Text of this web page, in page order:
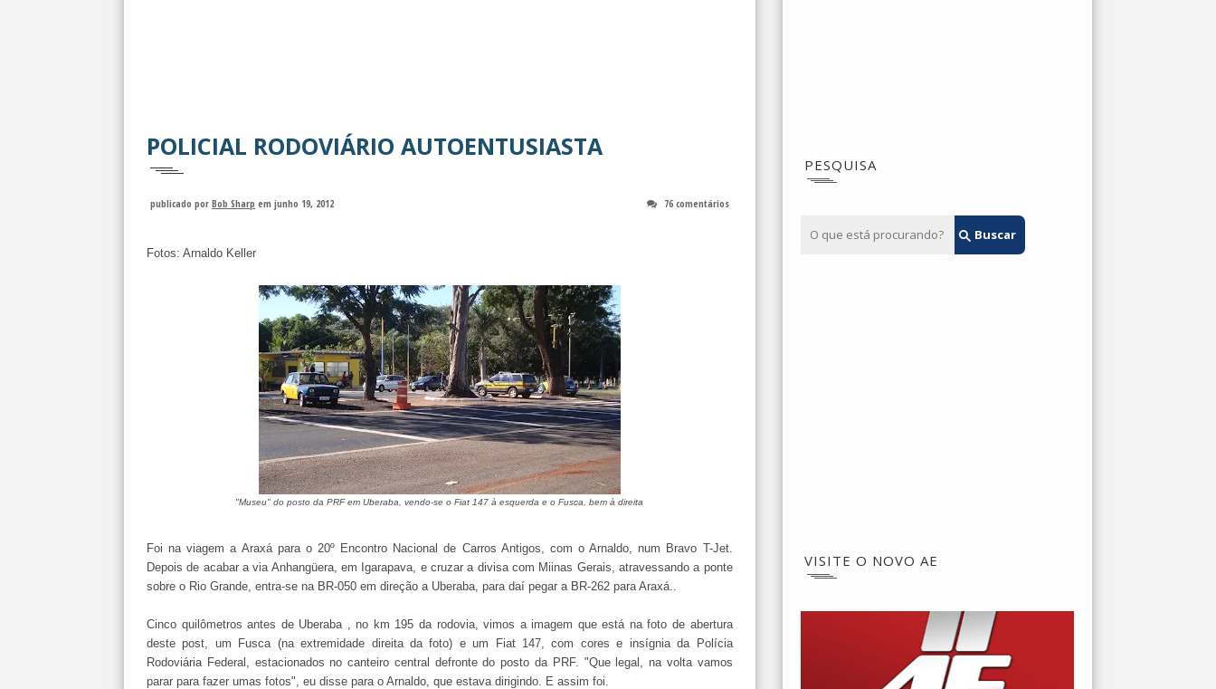
POLICIAL RODOVIÁRIO AUTOENTUSIASTA
publicado por Bob Sharp em junho 19, 2012 76 comentários
Fotos: Arnaldo Keller
"Museu" do posto da PRF em Uberaba, vendo-se o Fiat 147 à esquerda e o Fusca, bem à direita
Foi na viagem a Araxá para o 20º Encontro Nacional de Carros Antigos, com o Arnaldo, num Bravo T-Jet.
Depois de acabar a via Anhangüera, em Igarapava, e cruzar a divisa com Miinas Gerais, atravessando a ponte
sobre o Rio Grande, entra-se na BR-050 em direção a Uberaba, para daí pegar a BR-262 para Araxá..
Cinco quilômetros antes de Uberaba , no km 195 da rodovia, vimos a imagem que está na foto de abertura
deste post, um Fusca (na extremidade direita da foto) e um Fiat 147, com cores e insígnia da Polícia
Rodoviária Federal, estacionados no canteiro central defronte do posto da PRF. "Que legal, na volta vamos
parar para fazer umas fotos", eu disse para o Arnaldo, que estava dirigindo. E assim foi.
PESQUISA
VISITE O NOVO AE